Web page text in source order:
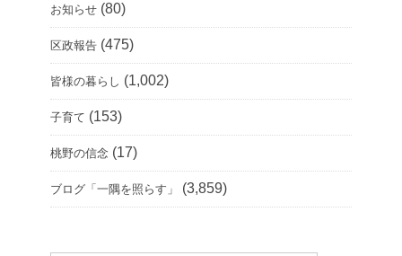
お知らせ (80)
区政報告 (475)
皆様の暮らし (1,002)
子育て (153)
桃野の信念 (17)
ブログ「一隅を照らす」 (3,859)